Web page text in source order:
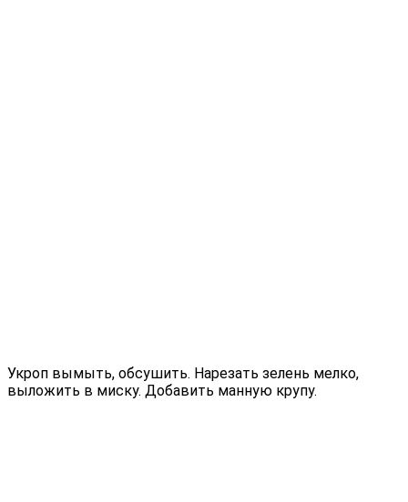
Укроп вымыть, обсушить. Нарезать зелень мелко,
выложить в миску. Добавить манную крупу.